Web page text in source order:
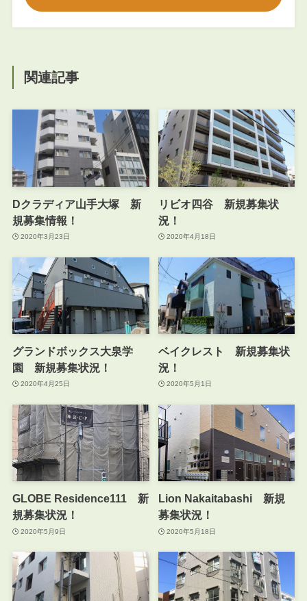
関連記事
Dクラディア山手大塚 新
規募集情報！
2020年3月23日
リビオ四谷 新規募集状
況！
2020年4月18日
グランドボックス大泉学
園 新規募集状況！
2020年4月25日
ベイクレスト 新規募集状
況！
2020年5月1日
GLOBE Residence111 新
規募集状況！
2020年5月9日
Lion Nakaitabashi 新規
募集状況！
2020年5月18日